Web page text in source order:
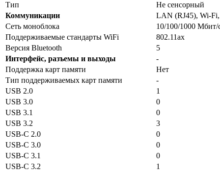
Тип
Не сенсорный
Коммуникации
LAN (RJ45), Wi-
Сеть моноблока
10/100/1000 Мбит/
Поддерживаемые стандарты WiFi
802.11ax
Версия Bluetooth
5
Интерфейс, разъемы и выходы
-
Поддержка карт памяти
Нет
Тип поддерживаемых карт памяти
-
USB 2.0
1
USB 3.0
0
USB 3.1
0
USB 3.2
3
USB-C 2.0
0
USB-C 3.0
0
USB-C 3.1
0
USB-C 3.2
1